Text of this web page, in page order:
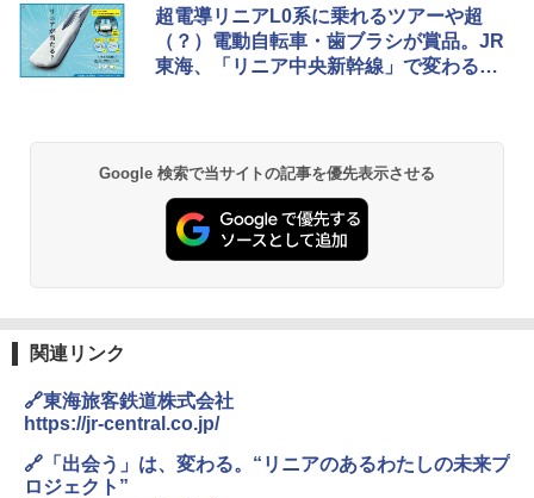
DEWEL パラソル 大型 ビーチ アウトドアパ
ラソル ガーデン サイトシート付 折りたたみ
防水 UVカット 4段階高さ調整 軽量 収納袋付
き
熊撃退スプレー 熊よけスプレー 熊スプレー
【日本企業販売】超強力クマ対策スプレー 30
0ml（連続噴射30秒）110ml（連続噴射15
秒）射程5～10m 安全ロック搭載 携帯収納袋
付き ヒグマ・イノシシ対策 自治体・教育機
GRANDOOR ステンレス保冷剤 2個セット 2
026リニューアル 急速冷凍 空間倍増 衛生的
コンパクト 保冷力長持ち
超電導リニアL0系に乗れるツアーや超
（？）電動自転車・歯ブラシが賞品。JR
東海、「リニア中央新幹線」で変わる未
Google 検索で当サイトの記事を優先表示させる
関連リンク
🔗東海旅客鉄道株式会社
https://jr-central.co.jp/
🔗「出会う」は、変わる。“リニアのあるわたしの未来プ
ロジェクト”